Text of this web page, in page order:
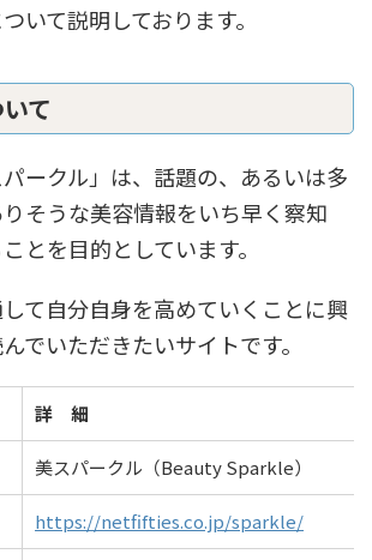
いて説明しております。
て
ークル」は、話題の、あるいは多
そうな美容情報をいち早く察知
とを目的としています。
て自分自身を高めていくことに興
でいただきたいサイトです。
詳 細
美スパークル（Beauty Sparkle）
https://netfifties.co.jp/sparkle/